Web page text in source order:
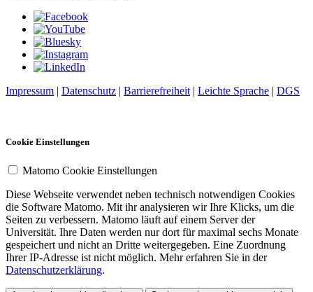
Impressum | Datenschutz | Barrierefreiheit | Leichte Sprache | DGS
Cookie Einstellungen
Matomo Cookie Einstellungen
Diese Webseite verwendet neben technisch notwendigen Cookies
die Software Matomo. Mit ihr analysieren wir Ihre Klicks, um die
Seiten zu verbessern. Matomo läuft auf einem Server der
Universität. Ihre Daten werden nur dort für maximal sechs Monate
gespeichert und nicht an Dritte weitergegeben. Eine Zuordnung
Ihrer IP-Adresse ist nicht möglich. Mehr erfahren Sie in der
Datenschutzerklärung.